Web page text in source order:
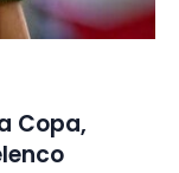
Copa,